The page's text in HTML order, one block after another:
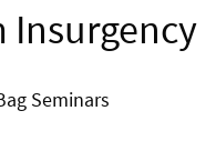
Insurgency
Seminars